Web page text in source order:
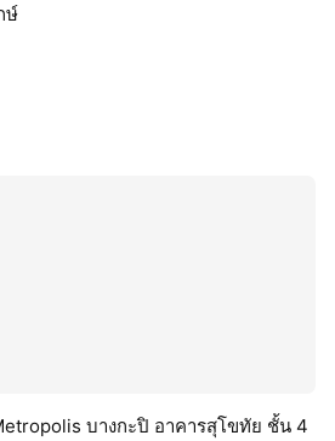
ษ์
บางกะปิ อาคารสุโขทัย ชั้น 4